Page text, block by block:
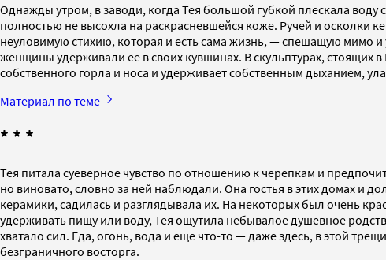
Однажды утром, в заводи, когда Тея большой губкой плескала
полностью не высохла на раскрасневшейся коже. Ручей и осколки
неуловимую стихию, которая и есть сама жизнь, — спешащую мимо
женщины удерживали ее в своих кувшинах. В скульптурах, стоящих
собственного горла и носа и удерживает собственным дыханием,
Материал по теме
* * *
Тея питала суеверное чувство по отношению к черепкам и
но виновато, словно за ней наблюдали. Она гостья в этих домах и
керамики, садилась и разглядывала их. На некоторых был очень
удерживать пищу или воду, Тея ощутила небывалое душевное
хватало сил. Еда, огонь, вода и еще что-то — даже здесь, в этой
безграничного восторга.